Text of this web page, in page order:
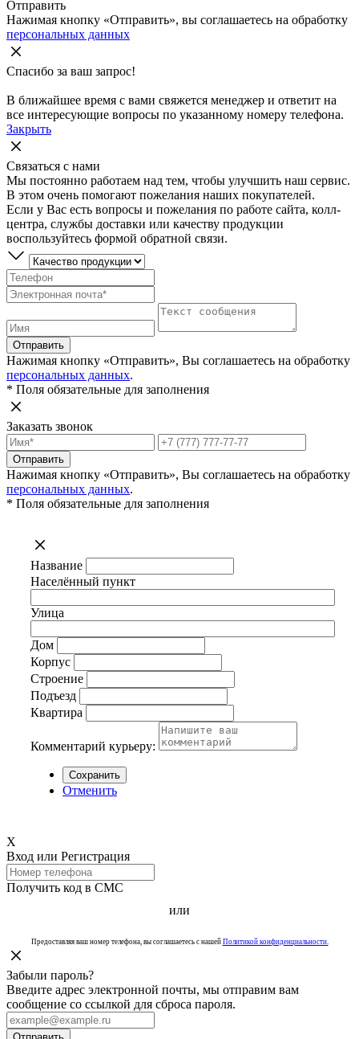
Отправить
Нажимая кнопку «Отправить», вы соглашаетесь на обработку
персональных данных
Спасибо за ваш запрос!
В ближайшее время с вами свяжется менеджер и ответит на
все интересующие вопросы по указанному номеру телефона.
Закрыть
Связаться с нами
Мы постоянно работаем над тем, чтобы улучшить наш сервис.
В этом очень помогают пожелания наших покупателей.
Если у Вас есть вопросы и пожелания по работе сайта, колл-
центра, службы доставки или качеству продукции
воспользуйтесь формой обратной связи.
Отправить
Нажимая кнопку «Отправить», Вы соглашаетесь на обработку
персональных данных.
* Поля обязательные для заполнения
Заказать звонок
Отправить
Нажимая кнопку «Отправить», Вы соглашаетесь на обработку
персональных данных.
* Поля обязательные для заполнения
Название
Населённый пункт
Улица
Дом
Корпус
Строение
Подъезд
Квартира
Комментарий курьеру:
Сохранить
Отменить
Х
Вход или Регистрация
Получить код в СМС
или
Предоставляя ваш номер телефона, вы соглашаетесь с нашей Политикой конфиденциальности.
Забыли пароль?
Введите адрес электронной почты, мы отправим вам
сообщение со ссылкой для сброса пароля.